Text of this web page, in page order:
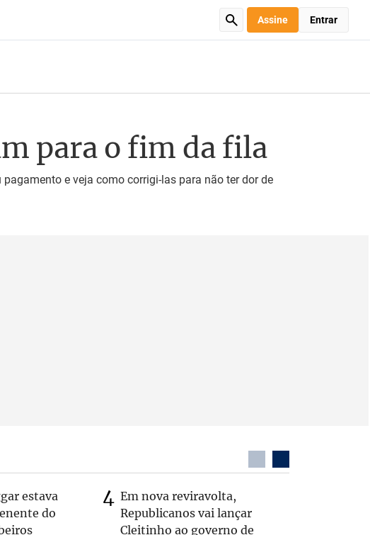
Assine Entrar
para o fim da fila
e veja como corrigi-las para não ter dor de
estava
do
Em nova reviravolta,
Republicanos vai lançar
Cleitinho ao governo de